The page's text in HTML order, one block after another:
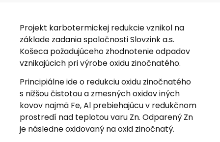
Projekt karbotermickej redukcie vznikol na
základe zadania spoločnosti Slovzink a.s.
Košeca požadujúceho zhodnotenie odpadov
vznikajúcich pri výrobe oxidu zinočnatého.
Principiálne ide o redukciu oxidu zinočnatého
s nižšou čistotou a zmesných oxidov iných
kovov najmä Fe, Al prebiehajúcu v redukčnom
prostredí nad teplotou varu Zn. Odparený Zn
je následne oxidovaný na oxid zinočnatý.